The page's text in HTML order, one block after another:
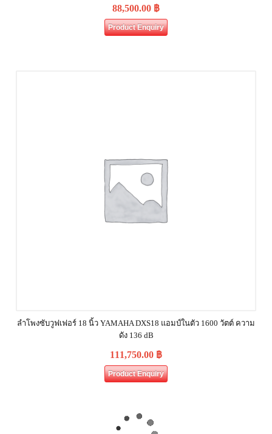
88,500.00 ฿
Product Enquiry
ลำโพงซับวูฟเฟอร์ 18 นิ้ว YAMAHA DXS18 แอมป์ในตัว 1600 วัตต์ ความ
ดัง 136 dB
111,750.00 ฿
Product Enquiry